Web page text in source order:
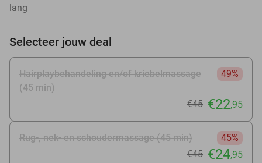
lang
Selecteer jouw deal
Hairplaybehandeling en/of kriebelmassage
(45 min)
49%
€45 €22,95
Rug-, nek- en schoudermassage (45 min)
45%
€45 €24,95